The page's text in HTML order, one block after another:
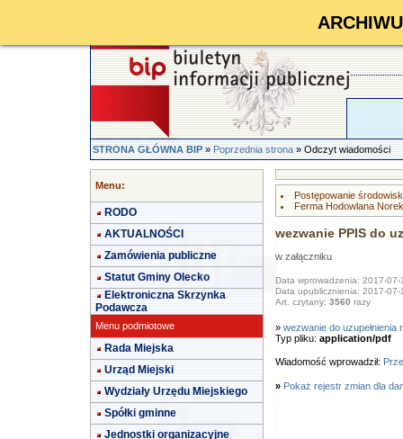
STRONA GŁÓWNA BIP»Poprzednia strona» Odczyt wiadomości
Menu:
RODO
AKTUALNOŚCI
Zamówienia publiczne
Statut Gminy Olecko
Elektroniczna Skrzynka
Podawcza
Menu podmiotowe
Rada Miejska
Urząd Miejski
Wydziały Urzędu Miejskiego
Spółki gminne
Jednostki organizacyjne
Postępowanie
Ferma Hodowlana
wezwanie PPIS do
w załączniku
Data wprowadzenia: 2017-07-
Data upublicznienia: 2017-07-
Art. czytany: 3560 razy
» wezwanie do uzupełnienia
Typ pliku: application/pdf
Wiadomość wprowadził:
» Pokaż rejestr zmian dla